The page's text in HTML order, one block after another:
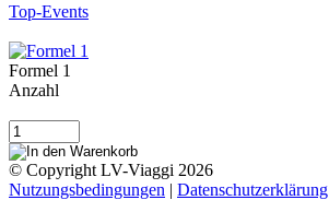
Top-Events
Formel 1
Anzahl
© Copyright LV-Viaggi 2026
Nutzungsbedingungen | Datenschutzerklärung